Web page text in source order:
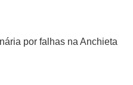
por falhas na Anchieta